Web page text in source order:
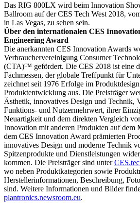
Das RIG 800LX wird beim Innovation
Ballroom auf der CES Tech West 2018,
in Las Vegas, zu sehen sein.
Über den internationalen CES
Engineering Award
Die anerkannten CES Innovation Awards
Verbrauchervereinigung Consumer
(CTA)™ gefördert. Die CES 2018 ist eine
Fachmessen, der globale Treffpunkt für
zeichnet seit 1976 Erfolge im
Produktentwicklung aus. Die Preisträger
Ästhetik, innovatives Design und Technik,
Funktions- und Nutzermehrwert, ihrer
Neuartigkeit und dem direkten Vergleich
Innovation mit anderen Produkten auf dem
dem CES Innovation Award prämierten
innovatives Design und moderne Technik
Spitzenprodukte und Dienstleistungen
kommen. Die Preisträger sind unter
wo neben Produktkategorien sowie
Herstellerinformationen, Beschreibung,
sind. Weitere Informationen und Bilder
plantronics.newsroom.eu.